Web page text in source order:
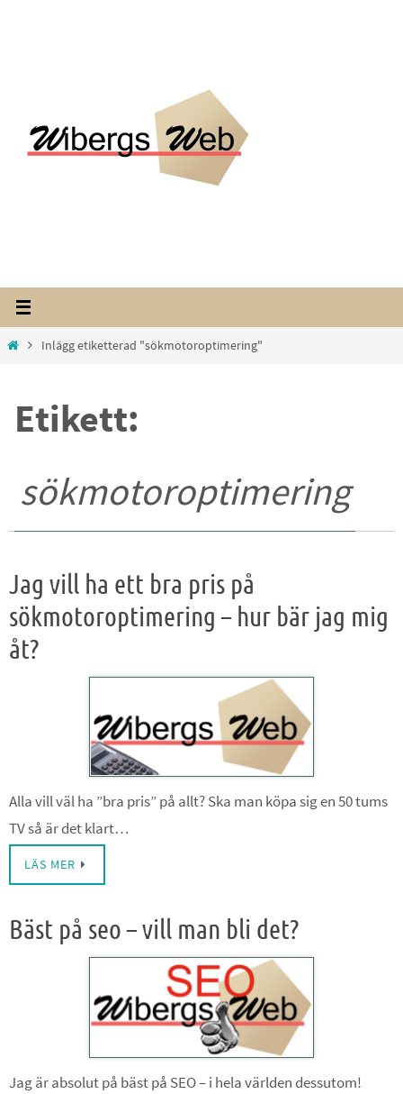
HomeInlägg etiketterad "sökmotoroptimering"
Etikett:
sökmotoroptimering
Jag vill ha ett bra pris på
sökmotoroptimering – hur bär jag mig
åt?
Alla vill väl ha ”bra pris” på allt? Ska man köpa sig en 50 tums
TV så är det klart…
LÄS MER
Bäst på seo – vill man bli det?
Jag är absolut på bäst på SEO – i hela världen dessutom!